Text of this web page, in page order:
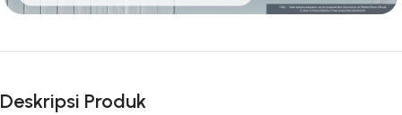
Deskripsi Produk